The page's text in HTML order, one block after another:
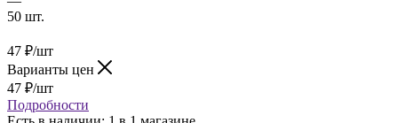
50 шт.
47 ₽/шт
Варианты цен
47 ₽/шт
Подробности